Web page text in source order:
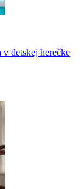
detskej herečke